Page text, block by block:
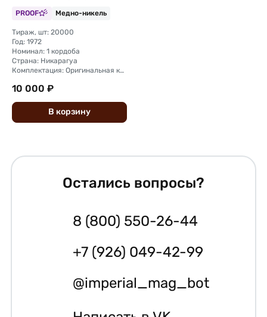
PROOF Медно-никель
Тираж, шт: 20000
Год: 1972
Номинал: 1 кордоба
Страна: Никарагуа
Комплектация: Оригинальная комплект монетного двора (футляр, капсула)
10 000 ₽
В корзину
Остались вопросы?
8 (800) 550-26-44
+7 (926) 049-42-99
@imperial_mag_bot